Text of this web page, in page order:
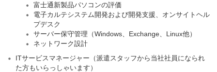
富士通新製品パソコンの評価
電子カルテシステム開発および開発支援、オンサイトヘル
プデスク
サーバー保守管理（Windows、Exchange、Linux他）
ネットワーク設計
ITサービスマネージャー（派遣スタッフから当社社員になられ
た方もいらっしゃいます）